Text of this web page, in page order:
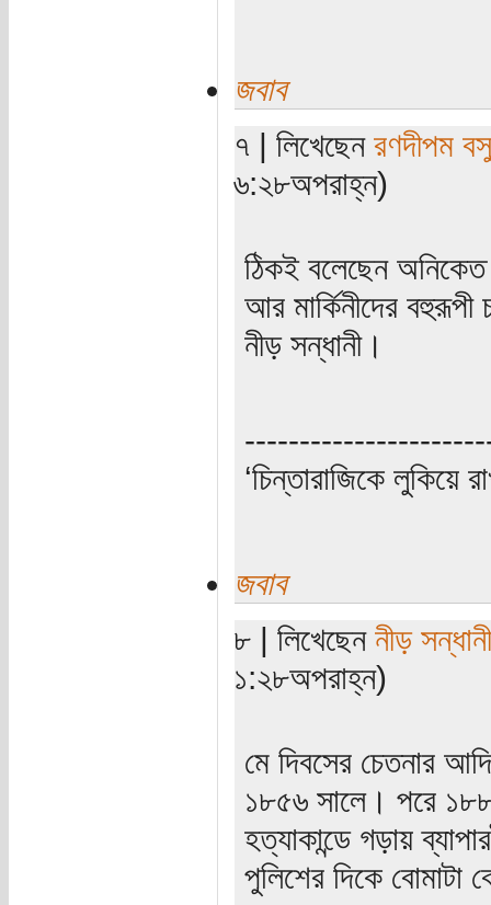
জবাব
৭ | লিখেছেনরণদীপম
৬:২৮অপরাহ্ন)
ঠিকই বলেছেন
আর মার্কিনীদের বহুরূপী
নীড় সন্ধানী।
‘চিন্তারাজিকে লুকিয়ে
জবাব
৮ | লিখেছেননীড়
১:২৮অপরাহ্ন)
মে দিবসের চেতনার
১৮৫৬ সালে। পরে
হত্যাকান্ডে গড়ায়
পুলিশের দিকে